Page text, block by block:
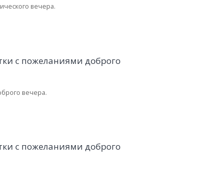
вечера.
вечера.